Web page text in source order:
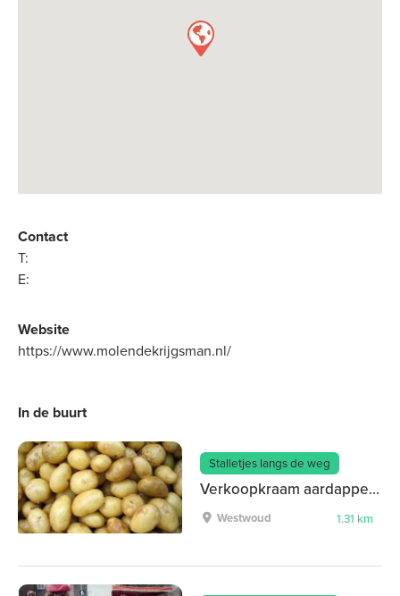
Contact
T:
E:
Website
https://www.molendekrijgsman.nl/
In de buurt
Stalletjes langs de weg
Verkoopkraam aardappels, uiten en gaasbakken
Westwoud 1.31 km